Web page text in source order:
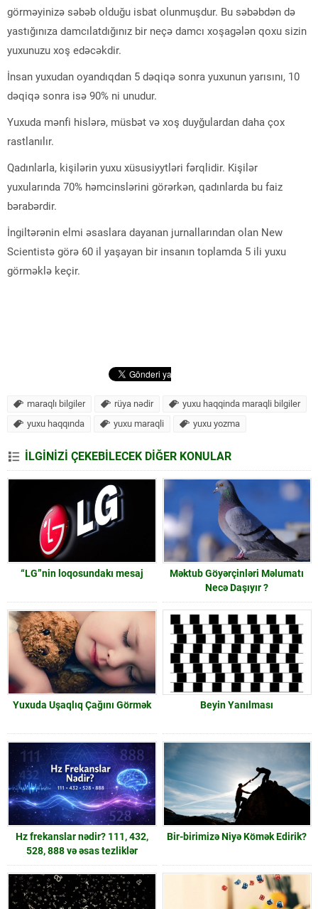
görməyinizə səbəb olduğu isbat olunmuşdur. Bu səbəbdən də
yastığınıza damcılatdığınız bir neçə damcı xoşagələn qoxu sizin
yuxunuzu xoş edəcəkdir.
İnsan yuxudan oyandıqdan 5 dəqiqə sonra yuxunun yarısını, 10
dəqiqə sonra isə 90% ni unudur.
Yuxuda mənfi hislərə, müsbət və xoş duyğulardan daha çox
rastlanılır.
Qadınlarla, kişilərin yuxu xüsusiyytləri fərqlidir. Kişilər
yuxularında 70% həmcinslərini görərkən, qadınlarda bu faiz
bərabərdir.
İngiltərənin elmi əsaslara dayanan jurnallarından olan New
Scientistə görə 60 il yaşayan bir insanın toplamda 5 ili yuxu
görməklə keçir.
maraqlı bilgiler rüya nədir
yuxu haqqinda maraqli bilgiler
yuxu haqqında
yuxu maraqli yuxu yozma
İLGİNİZİ ÇEKEBİLECEK DİĞER KONULAR
“LG”nin loqosundakı mesaj
Məktub Göyərçinləri Məlumatı
Necə Daşıyır ?
Yuxuda Uşaqlıq Çağını Görmək Beyin Yanılması
Hz frekanslar nədir? 111, 432,
528, 888 və əsas tezliklər
Bir-birimizə Niyə Kömək Edirik?